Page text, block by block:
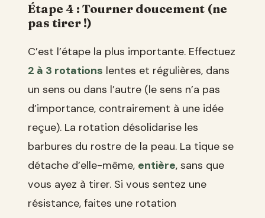
Étape 4 : Tourner doucement (ne
pas tirer !)
C’est l’étape la plus importante. Effectuez
2 à 3 rotations lentes et régulières, dans
un sens ou dans l’autre (le sens n’a pas
d’importance, contrairement à une idée
reçue). La rotation désolidarise les
barbures du rostre de la peau. La tique se
détache d’elle-même, entière, sans que
vous ayez à tirer. Si vous sentez une
résistance, faites une rotation